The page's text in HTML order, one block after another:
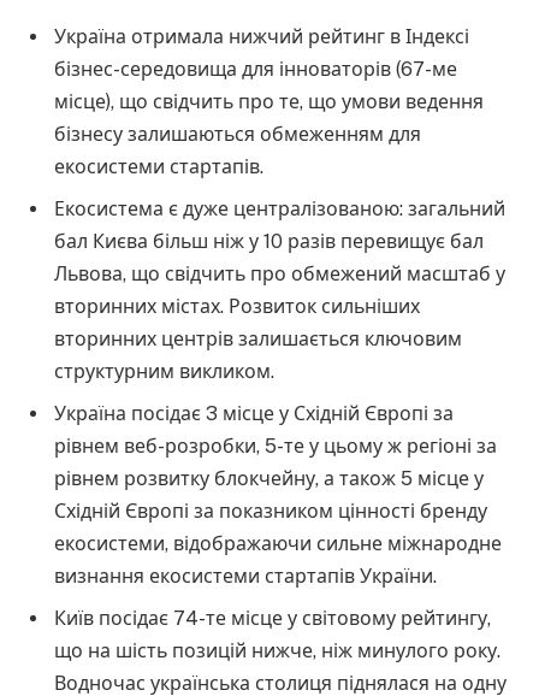
Україна отримала нижчий рейтинг в Індексі
бізнес-середовища для інноваторів (67-ме
місце), що свідчить про те, що умови ведення
бізнесу залишаються обмеженням для
екосистеми стартапів.
Екосистема є дуже централізованою: загальний
бал Києва більш ніж у 10 разів перевищує бал
Львова, що свідчить про обмежений масштаб у
вторинних містах. Розвиток сильніших
вторинних центрів залишається ключовим
структурним викликом.
Україна посідає 3 місце у Східній Європі за
рівнем веб-розробки, 5-те у цьому ж регіоні за
рівнем розвитку блокчейну, а також 5 місце у
Східній Європі за показником цінності бренду
екосистеми, відображаючи сильне міжнародне
визнання екосистеми стартапів України.
Київ посідає 74-те місце у світовому рейтингу,
що на шість позицій нижче, ніж минулого року.
Водночас українська столиця піднялася на одну